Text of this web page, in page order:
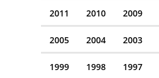
2011 2010 2009
2005 2004 2003
1999 1998 1997